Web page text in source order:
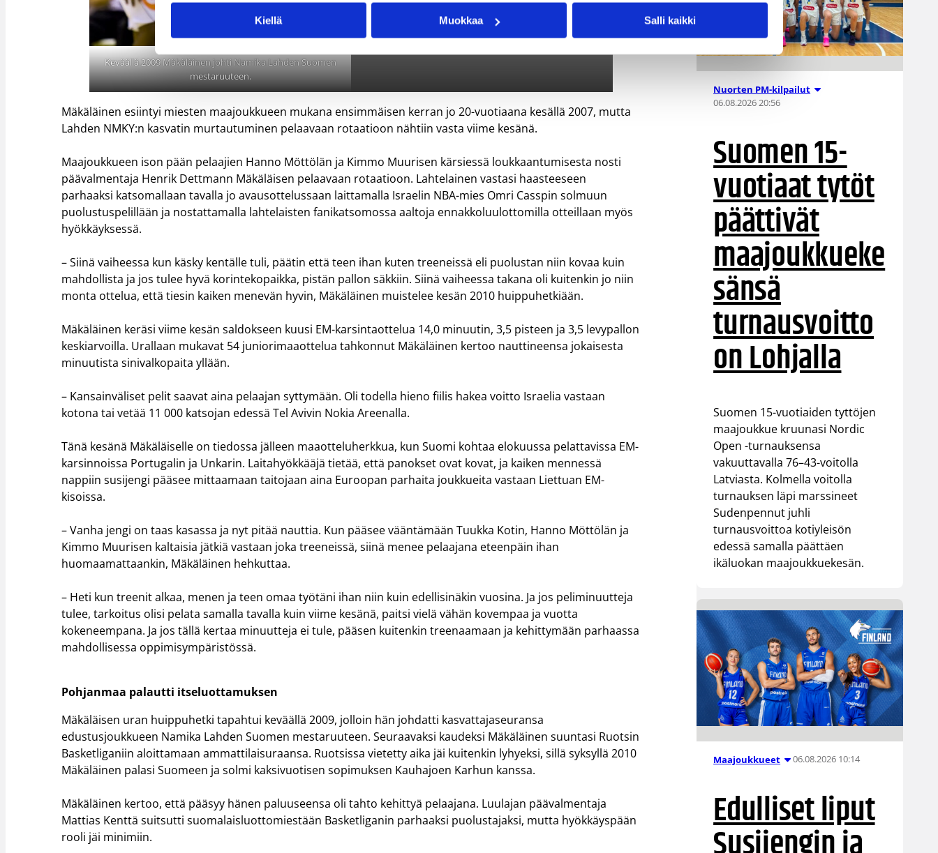
Kiellä Muokkaa Salli kaikki
Keväällä 2009 Mäkäläinen johti Namika Lahden Suomen
mestaruuteen.
Mäkäläinen esiintyi miesten maajoukkueen mukana ensimmäisen kerran jo 20-vuotiaana kesällä 2007, mutta
Lahden NMKY:n kasvatin murtautuminen pelaavaan rotaatioon nähtiin vasta viime kesänä.
Maajoukkueen ison pään pelaajien Hanno Möttölän ja Kimmo Muurisen kärsiessä loukkaantumisesta nosti
päävalmentaja Henrik Dettmann Mäkäläisen pelaavaan rotaatioon. Lahtelainen vastasi haasteeseen
parhaaksi katsomallaan tavalla jo avausottelussaan laittamalla Israelin NBA-mies Omri Casspin solmuun
puolustuspelillään ja nostattamalla lahtelaisten fanikatsomossa aaltoja ennakkoluulottomilla otteillaan myös
hyökkäyksessä.
– Siinä vaiheessa kun käsky kentälle tuli, päätin että teen ihan kuten treeneissä eli puolustan niin kovaa kuin
mahdollista ja jos tulee hyvä korintekopaikka, pistän pallon säkkiin. Siinä vaiheessa takana oli kuitenkin jo niin
monta ottelua, että tiesin kaiken menevän hyvin, Mäkäläinen muistelee kesän 2010 huippuhetkiään.
Mäkäläinen keräsi viime kesän saldokseen kuusi EM-karsintaottelua 14,0 minuutin, 3,5 pisteen ja 3,5 levypallon
keskiarvoilla. Urallaan mukavat 54 juniorimaaottelua tahkonnut Mäkäläinen kertoo nauttineensa jokaisesta
minuutista sinivalkopaita yllään.
– Kansainväliset pelit saavat aina pelaajan syttymään. Oli todella hieno fiilis hakea voitto Israelia vastaan
kotona tai vetää 11 000 katsojan edessä Tel Avivin Nokia Areenalla.
Tänä kesänä Mäkäläiselle on tiedossa jälleen maaotteluherkkua, kun Suomi kohtaa elokuussa pelattavissa EM-
karsinnoissa Portugalin ja Unkarin. Laitahyökkääjä tietää, että panokset ovat kovat, ja kaiken mennessä
nappiin susijengi pääsee mittaamaan taitojaan aina Euroopan parhaita joukkueita vastaan Liettuan EM-
kisoissa.
– Vanha jengi on taas kasassa ja nyt pitää nauttia. Kun pääsee vääntämään Tuukka Kotin, Hanno Möttölän ja
Kimmo Muurisen kaltaisia jätkiä vastaan joka treeneissä, siinä menee pelaajana eteenpäin ihan
huomaamattaankin, Mäkäläinen hehkuttaa.
– Heti kun treenit alkaa, menen ja teen omaa työtäni ihan niin kuin edellisinäkin vuosina. Ja jos peliminuutteja
tulee, tarkoitus olisi pelata samalla tavalla kuin viime kesänä, paitsi vielä vähän kovempaa ja vuotta
kokeneempana. Ja jos tällä kertaa minuutteja ei tule, pääsen kuitenkin treenaamaan ja kehittymään parhaassa
mahdollisessa oppimisympäristössä.
Pohjanmaa palautti itseluottamuksen
Mäkäläisen uran huippuhetki tapahtui keväällä 2009, jolloin hän johdatti kasvattajaseuransa
edustusjoukkueen Namika Lahden Suomen mestaruuteen. Seuraavaksi kaudeksi Mäkäläinen suuntasi Ruotsin
Basketliganiin aloittamaan ammattilaisuraansa. Ruotsissa vietetty aika jäi kuitenkin lyhyeksi, sillä syksyllä 2010
Mäkäläinen palasi Suomeen ja solmi kaksivuotisen sopimuksen Kauhajoen Karhun kanssa.
Mäkäläinen kertoo, että pääsyy hänen paluuseensa oli tahto kehittyä pelaajana. Luulajan päävalmentaja
Mattias Kenttä suitsutti suomalaisluottomiestään Basketliganin parhaaksi puolustajaksi, mutta hyökkäyspään
rooli jäi minimiin.
Nuorten PM-kilpailut
06.08.2026 20:56
Suomen 15-
vuotiaat tytöt
päättivät
maajoukkueke
sänsä
turnausvoitto
on Lohjalla
Suomen 15-vuotiaiden tyttöjen
maajoukkue kruunasi Nordic
Open -turnauksensa
vakuuttavalla 76–43-voitolla
Latviasta. Kolmella voitolla
turnauksen läpi marssineet
Sudenpennut juhli
turnausvoittoa kotiyleisön
edessä samalla päättäen
ikäluokan maajoukkuekesän.
Maajoukkueet 06.08.2026 10:14
Edulliset liput